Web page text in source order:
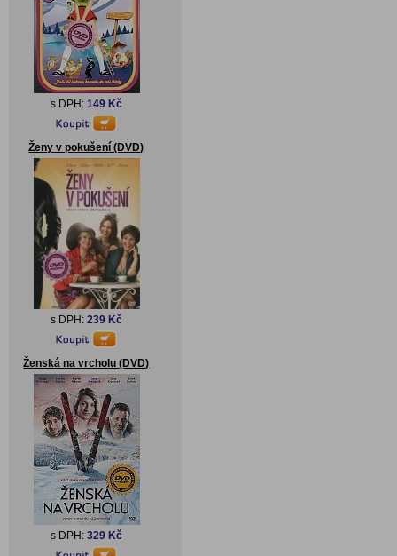
s DPH: 149 Kč
Ženy v pokušení (DVD)
s DPH: 239 Kč
Ženská na vrcholu (DVD)
s DPH: 329 Kč